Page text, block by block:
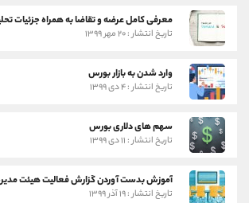
معرفی کامل عرضه و تقاضا به همراه جزئیات
تاریخ انتشار : ۲۰ مهر ۱۳۹۹
وارد شدن به بازار بورس
تاریخ انتشار : ۴ دی ۱۳۹۹
سهم های دلاری بورس
تاریخ انتشار : ۱۱ دی ۱۳۹۹
آموزش بدست آوردن گزارش فعالیت هیئت
تاریخ انتشار : ۱۹ آذر ۱۳۹۹